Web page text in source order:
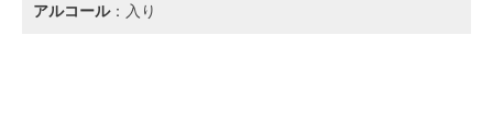
アルコール：入り